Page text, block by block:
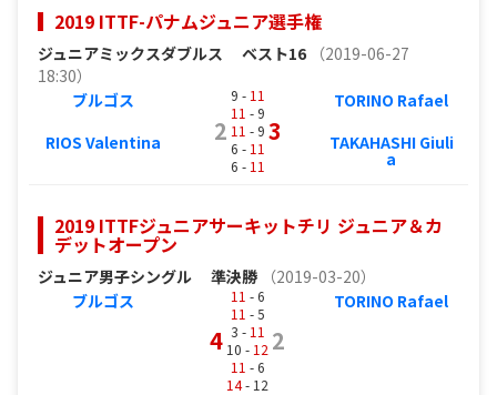
2019 ITTF-パナムジュニア選手権
ジュニアミックスダブルス ベスト16
（2019-06-27
18:30）
ブルゴス
RIOS Valentina
2
9 - 11
11 - 9
11 - 9
6 - 11
6 - 11
3
TORINO Rafael
TAKAHASHI Giuli
a
2019 ITTFジュニアサーキットチリ ジュニア＆カ
デットオープン
ジュニア男子シングル 準決勝
（2019-03-20）
ブルゴス
4
11 - 6
11 - 5
3 - 11
10 - 12
11 - 6
14- 12
2
TORINO Rafael